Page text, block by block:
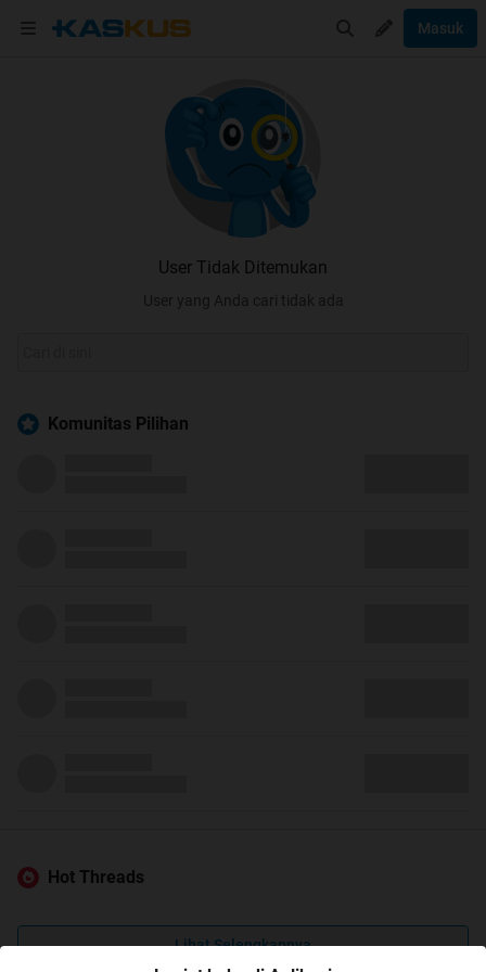
Masuk
User Tidak Ditemukan
User yang Anda cari tidak ada
Komunitas Pilihan
Hot Threads
Lihat Selengkapnya